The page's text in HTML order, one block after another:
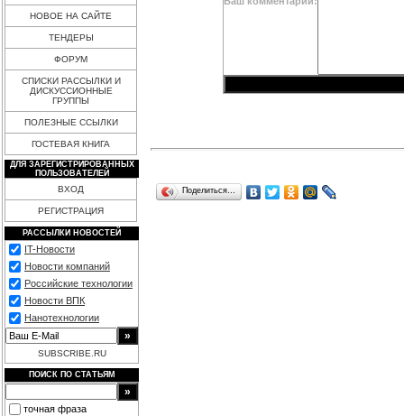
НОВОЕ НА САЙТЕ
ТЕНДЕРЫ
ФОРУМ
СПИСКИ РАССЫЛКИ И
ДИСКУССИОННЫЕ
ГРУППЫ
ПОЛЕЗНЫЕ ССЫЛКИ
ГОСТЕВАЯ КНИГА
ДЛЯ ЗАРЕГИСТРИРОВАННЫХ
ПОЛЬЗОВАТЕЛЕЙ
ВХОД
РЕГИСТРАЦИЯ
РАССЫЛКИ НОВОСТЕЙ
IT-Новости
Новости компаний
Российские технологии
Новости ВПК
Нанотехнологии
SUBSCRIBE.RU
ПОИСК ПО СТАТЬЯМ
точная фраза
Поделиться…